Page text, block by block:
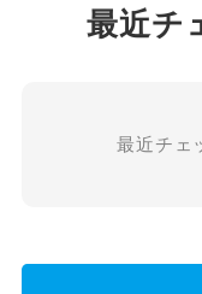
最近チ
最近チェ